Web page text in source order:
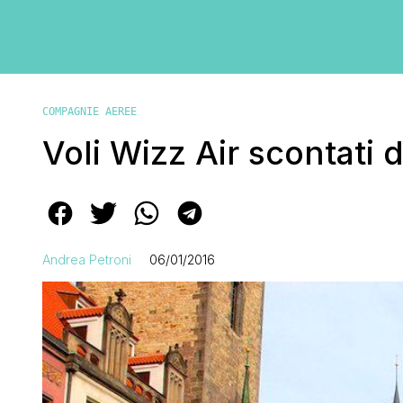
COMPAGNIE AEREE
Voli Wizz Air scontati
Andrea Petroni 06/01/2016